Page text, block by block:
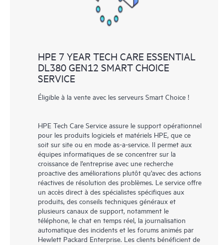
HPE 7 YEAR TECH CARE ESSENTIAL
DL380 GEN12 SMART CHOICE
SERVICE
Éligible à la vente avec les serveurs Smart Choice !
HPE Tech Care Service assure le support opérationnel
pour les produits logiciels et matériels HPE, que ce
soit sur site ou en mode as-a-service. Il permet aux
équipes informatiques de se concentrer sur la
croissance de l’entreprise avec une recherche
proactive des améliorations plutôt qu’avec des actions
réactives de résolution des problèmes. Le service offre
un accès direct à des spécialistes spécifiques aux
produits, des conseils techniques généraux et
plusieurs canaux de support, notamment le
téléphone, le chat en temps réel, la journalisation
automatique des incidents et les forums animés par
Hewlett Packard Enterprise. Les clients bénéficient de